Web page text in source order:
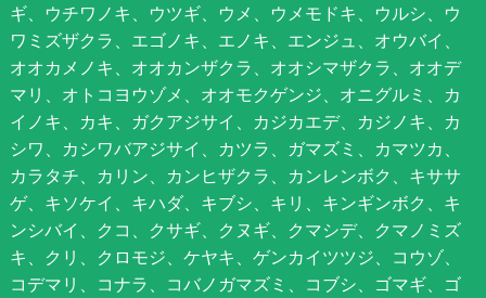
ギ、ウチワノキ、ウツギ、ウメ、ウメモドキ、ウルシ、ウ
ワミズザクラ、エゴノキ、エノキ、エンジュ、オウバイ、
オオカメノキ、オオカンザクラ、オオシマザクラ、オオデ
マリ、オトコヨウゾメ、オオモクゲンジ、オニグルミ、カ
イノキ、カキ、ガクアジサイ、カジカエデ、カジノキ、カ
シワ、カシワバアジサイ、カツラ、ガマズミ、カマツカ、
カラタチ、カリン、カンヒザクラ、カンレンボク、キササ
ゲ、キソケイ、キハダ、キブシ、キリ、キンギンボク、キ
ンシバイ、クコ、クサギ、クヌギ、クマシデ、クマノミズ
キ、クリ、クロモジ、ケヤキ、ゲンカイツツジ、コウゾ、
コデマリ、コナラ、コバノガマズミ、コブシ、ゴマギ、ゴ